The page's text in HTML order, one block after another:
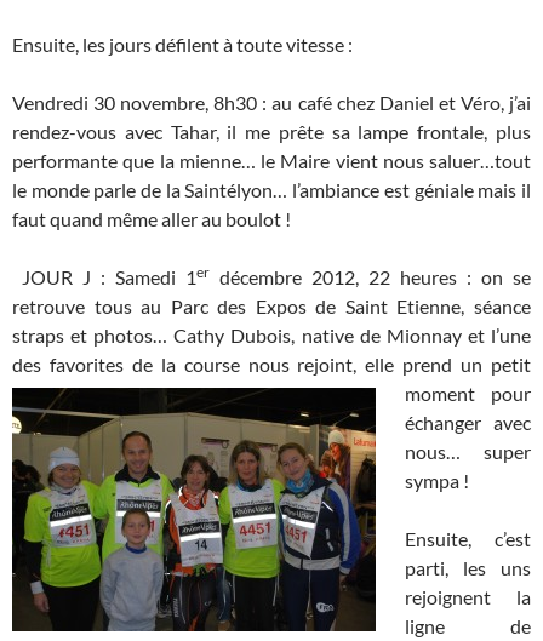
Ensuite, les jours défilent à toute vitesse :
Vendredi 30 novembre, 8h30 : au café chez Daniel et Véro, j’ai
rendez-vous avec Tahar, il me prête sa lampe frontale, plus
performante que la mienne… le Maire vient nous saluer…tout
le monde parle de la Saintélyon… l’ambiance est géniale mais il
faut quand même aller au boulot !
JOUR J : Samedi 1er décembre 2012, 22 heures : on se
retrouve tous au Parc des Expos de Saint Etienne, séance
straps et photos… Cathy Dubois, native de Mionnay et l’une
des favorites de la course nous rejoint,elle prend un petit
moment pour
échanger avec
nous… super
sympa !
Ensuite, c’est
parti, les uns
rejoignent la
ligne de